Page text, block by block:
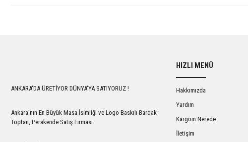
ANKARA'DA ÜRETİYOR DÜNYA'YA SATIYORUZ !
Ankara'nın En Büyük Masa İsimliği ve Logo Baskılı Bardak
Toptan, Perakende Satış Firması.
HIZLI MENÜ
Hakkımızda
Yardım
Kargom Nerede
İletişim